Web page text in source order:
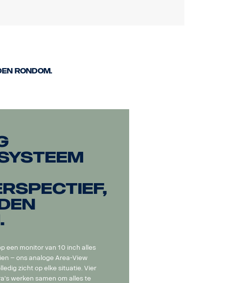
rondom.
een monitor van 10 inch alles
– ons analoge Area-View
zicht op elke situatie. Vier
werken samen om alles te